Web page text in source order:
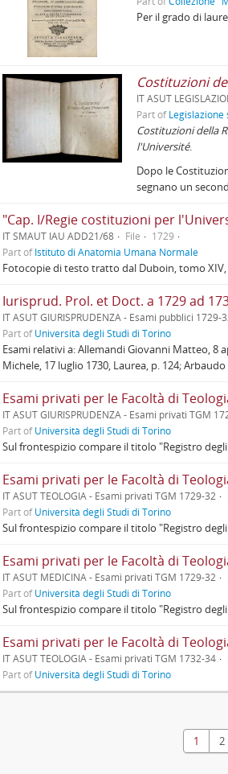
Per il grado di
Costituzioni
IT ASUT
Part of
Costituzioni della
l'Université.
Dopo le
segnano un
"Cap. I/Regie costituzioni per
IT SMAUT IAU ADD21/68 File
1729
Part ofIstituto di Anatomia Umana Normale
Fotocopie di testo tratto dal Duboin, tomo XIV,
Iurisprud. Prol. et Doct. a 1729 ad
IT ASUT GIURISPRUDENZA - Esami pubblici 1729-
Part ofUniversità degli Studi di Torino
Esami relativi a: Allemandi Giovanni Matteo, 8
Michele, 17 luglio 1730, Laurea, p. 124;
Esami privati per le Facoltà di
IT ASUT GIURISPRUDENZA - Esami privati TGM
Part ofUniversità degli Studi di Torino
Sul frontespizio compare il titolo "Registro
Esami privati per le Facoltà di
IT ASUT TEOLOGIA - Esami privati TGM 1729-32
Part ofUniversità degli Studi di Torino
Sul frontespizio compare il titolo "Registro
Esami privati per le Facoltà di
IT ASUT MEDICINA - Esami privati TGM 1729-32
Part ofUniversità degli Studi di Torino
Sul frontespizio compare il titolo "Registro
Esami privati per le Facoltà di
IT ASUT TEOLOGIA - Esami privati TGM 1732-34
Part ofUniversità degli Studi di Torino
1 2